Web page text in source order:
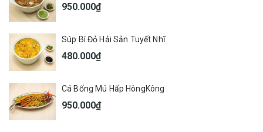
950.000₫
Súp Bí Đỏ Hải Sản Tuyết Nhĩ
480.000₫
Cá Bống Mú Hấp HôngKông
950.000₫